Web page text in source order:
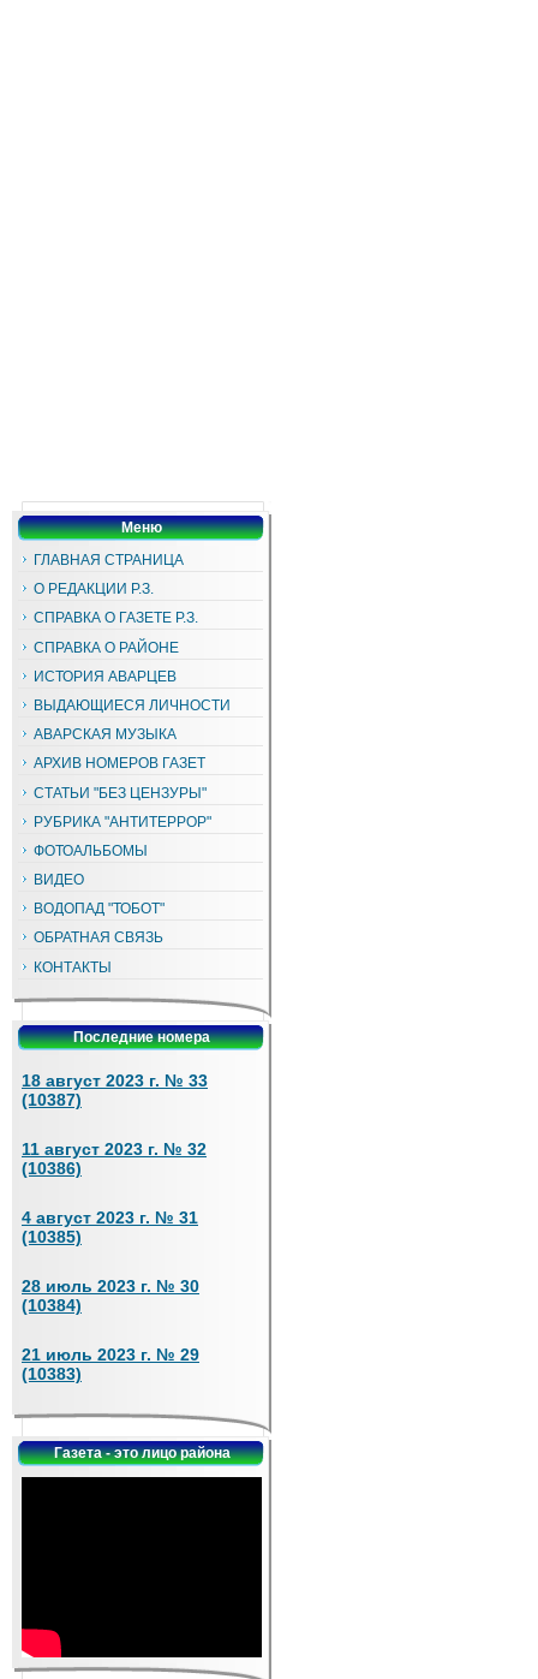
Меню
ГЛАВНАЯ СТРАНИЦА
О РЕДАКЦИИ Р.З.
СПРАВКА О ГАЗЕТЕ Р.З.
СПРАВКА О РАЙОНЕ
ИСТОРИЯ АВАРЦЕВ
ВЫДАЮЩИЕСЯ ЛИЧНОСТИ
АВАРСКАЯ МУЗЫКА
АРХИВ НОМЕРОВ ГАЗЕТ
СТАТЬИ "БЕЗ ЦЕНЗУРЫ"
РУБРИКА "АНТИТЕРРОР"
ФОТОАЛЬБОМЫ
ВИДЕО
ВОДОПАД "ТОБОТ"
ОБРАТНАЯ СВЯЗЬ
КОНТАКТЫ
Последние номера
18 август 2023 г. № 33
(10387)
11 август 2023 г. № 32
(10386)
4 август 2023 г. № 31
(10385)
28 июль 2023 г. № 30
(10384)
21 июль 2023 г. № 29
(10383)
Газета - это лицо района